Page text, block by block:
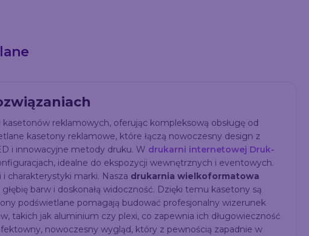
reklamowych, oferując kompleksową obsługę od
kasetony reklamowe, które łączą nowoczesny design z
i innowacyjne metody druku. W drukarni internetowej Druk-
idealne do ekspozycji wewnętrznych i eventowych.
charakterystyki marki. Nasza drukarnia wielkoformatowa
barw i doskonałą widoczność. Dzięki temu kasetony są
podświetlane pomagają budować profesjonalny wizerunek
takich jak aluminium czy plexi, co zapewnia ich długowieczność
nowoczesny wygląd, który z pewnością zapadnie w